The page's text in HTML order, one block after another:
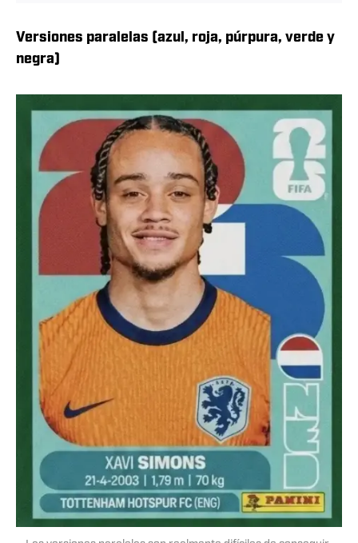
Versiones paralelas (azul, roja, púrpura, verde y
negra)